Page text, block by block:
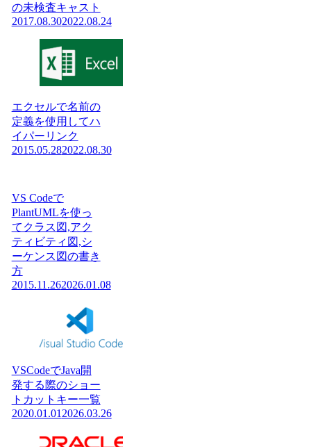
の未検査キャスト
2017.08.302022.08.24
エクセルで名前の
定義を使用してハ
イパーリンク
2015.05.282022.08.30
VS Codeで
PlantUMLを使っ
てクラス図,アク
ティビティ図,シ
ーケンス図の書き
方
2015.11.262026.01.08
VSCodeでJava開
発する際のショー
トカットキー一覧
2020.01.01 2026.03.26